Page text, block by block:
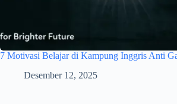
7 Motivasi Belajar di Kampung Inggris Anti
Desember 12, 2025